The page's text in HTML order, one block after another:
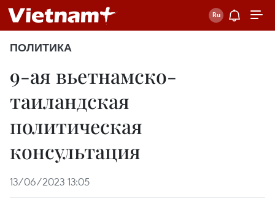
ПОЛИТИКА
9-ая вьетнамско-
таиландская
политическая
консультация
13/06/2023 13:05